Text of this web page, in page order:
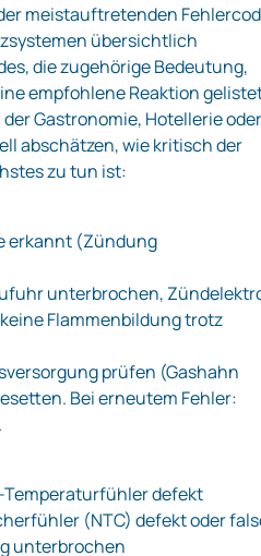
meistauf­tre­tenden
übersichtlich
die zugehörige Bedeutung,
empfohlene Reaktion
Gastronomie, Hotellerie
abschätzen, wie kritisch der
zu tun ist:
erkannt (Zündung
unterbrochen,
Flammenbildung trotz
prüfen (Gashahn
Bei erneutem Fehler:
defekt
(NTC) defekt oder
unterbrochen